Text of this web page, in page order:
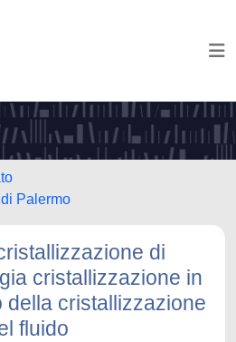
Palermo
di
cristallizzazione in
della cristallizzazione
fluido